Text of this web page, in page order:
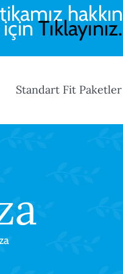
Standart Fit Paketler
içinTıklayınız.